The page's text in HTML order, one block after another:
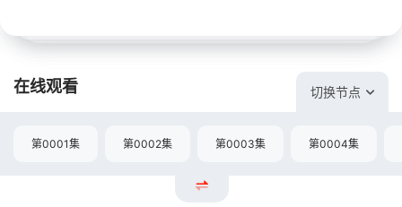
在线观看 切换节点
第0001集 第0002集 第0003集 第0004集